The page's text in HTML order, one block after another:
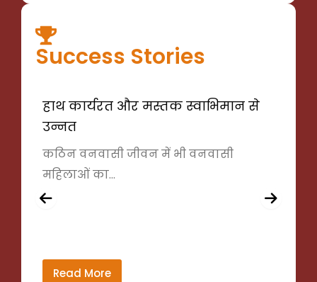
Success Stories
हाथ कार्यरत और मस्तक स्वाभिमान से
उन्नत
कठिन वनवासी जीवन में भी वनवासी
महिलाओं का...
Read More